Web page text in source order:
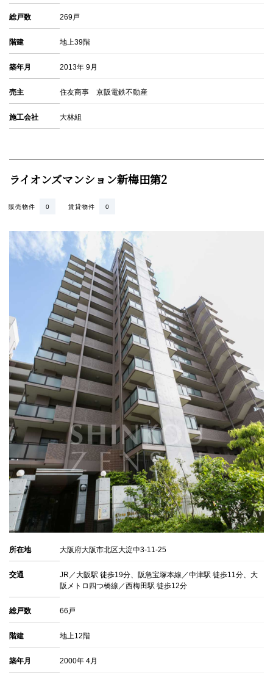
総戸数 269戸
階建 地上39階
築年月 2013年 9月
売主 住友商事 京阪電鉄不動産
施工会社 大林組
ライオンズマンション新梅田第2
賃貸物件 0
販売物件 0
所在地 大阪府大阪市北区大淀中3-11-25
交通
JR／大阪駅 徒歩19分、阪急宝塚本線／中津駅 徒歩11分、大
阪メトロ四つ橋線／西梅田駅 徒歩12分
総戸数 66戸
階建 地上12階
築年月 2000年 4月